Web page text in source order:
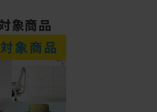
象商品